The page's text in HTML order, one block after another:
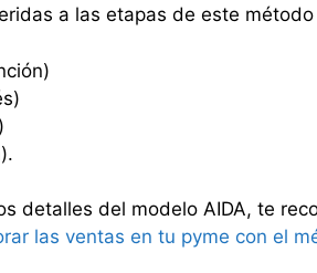
a las etapas de este
detalles del modelo AIDA, te
las ventas en tu pyme con el